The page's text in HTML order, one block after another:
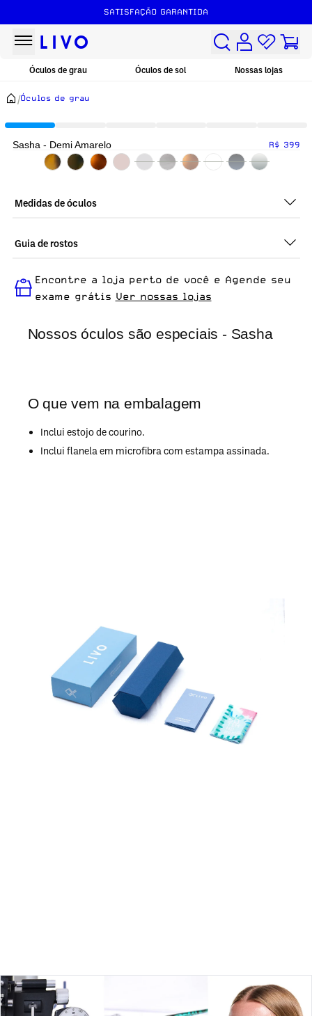
SATISFAÇÃO GARANTIDA
Óculos de grau Óculos de sol Nossas lojas
/Óculos de grau
Nossos óculos são especiais - Sasha
O que vem na embalagem
Inclui estojo de courino.
Inclui flanela em microfibra com estampa assinada.
Sasha - Demi Amarelo R$ 399
Medidas de óculos
Guia de rostos
é ideal para quem busca um óculos confortável para o dia a
dia.
Encontre a loja perto de você e Agende seu
exame grátis Ver nossas lojas